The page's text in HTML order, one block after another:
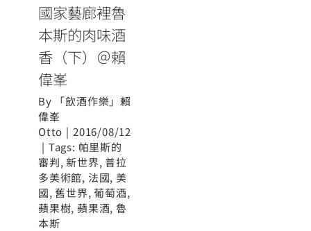
國家藝廊裡魯
本斯的肉味酒
香（下）＠賴
偉峯
By
「飲酒作樂」賴
偉峯
Otto | 2016/08/12
| Tags: 帕里斯的
審判,新世界,普拉
多美術館, 法國,美
國, 舊世界,葡萄酒,
蘋果樹,蘋果酒,魯
本斯